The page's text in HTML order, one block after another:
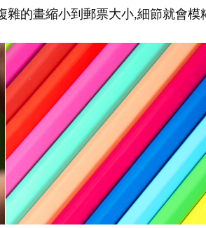
的畫縮小到郵票大小,細節就會